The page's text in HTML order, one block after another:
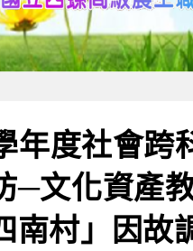
年度社會跨
─文化資產
南村」因故